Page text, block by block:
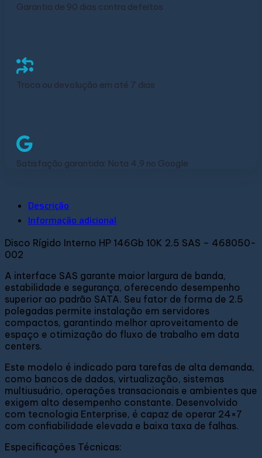
Garantia de 90 dias contra defeitos
Troca ou devolução em até 7 dias
Satisfação garantida: Nota 4,9 no Google
Descrição
Informação adicional
Disco Rígido Interno HP 146Gb 10K 2.5 SAS – 468050-
002
A interface SAS garante maior largura de banda,
estabilidade e segurança, oferecendo desempenho
superior ao padrão SATA. Seu fator de forma de 2.5
polegadas permite instalação em servidores
compactos, garantindo melhor aproveitamento de
espaço e otimização do fluxo de trabalho em data
centers.
Este modelo é indicado para tarefas de alta demanda,
como bancos de dados, virtualização, sistemas
multiusuário, operações transacionais e ambientes que
exigem alto desempenho constante. Desenvolvido
com tecnologia Enterprise, é capaz de operar 24×7
com confiabilidade elevada e baixa taxa de falhas.
Especificações Técnicas: